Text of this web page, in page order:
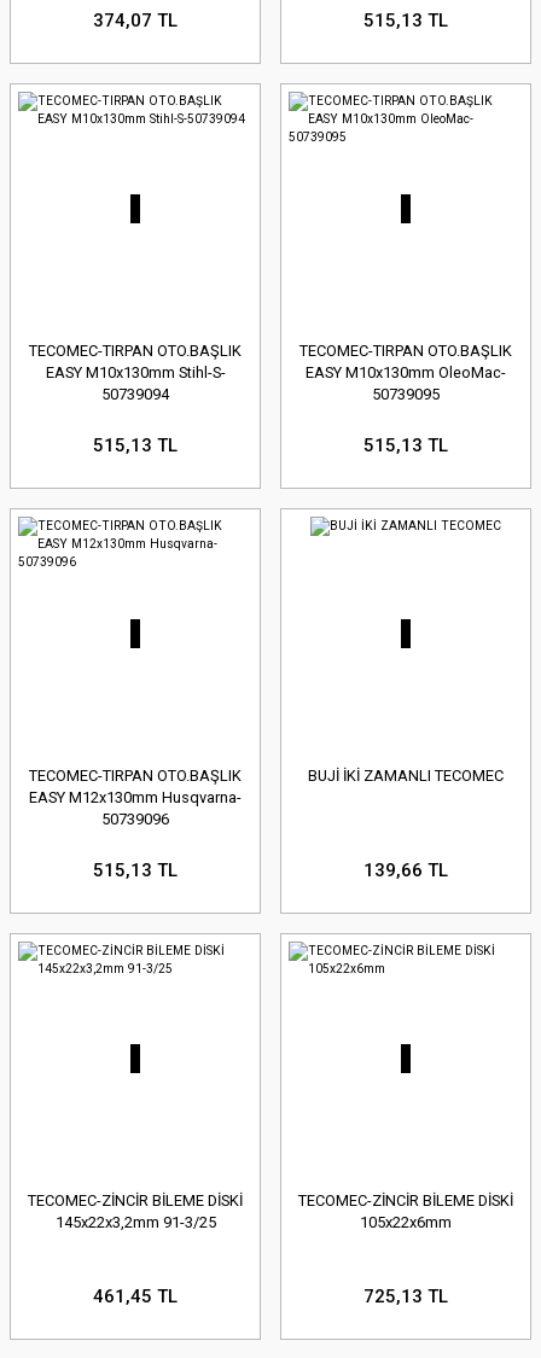
374,07 TL 515,13 TL
TECOMEC-TIRPAN OTO.BAŞLIK
EASY M10x130mm Stihl-S-
50739094
515,13 TL
TECOMEC-TIRPAN OTO.BAŞLIK
EASY M10x130mm OleoMac-
50739095
515,13 TL
TECOMEC-TIRPAN OTO.BAŞLIK
EASY M12x130mm Husqvarna-
50739096
515,13 TL
BUJİ İKİ ZAMANLI TECOMEC
139,66 TL
TECOMEC-ZİNCİR BİLEME DİSKİ
145x22x3,2mm 91-3/25
461,45 TL
TECOMEC-ZİNCİR BİLEME DİSKİ
105x22x6mm
725,13 TL